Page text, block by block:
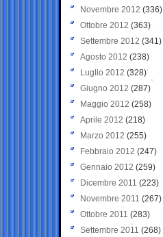
Novembre 2012 (336)
Ottobre 2012 (363)
Settembre 2012 (341)
Agosto 2012 (238)
Luglio 2012 (328)
Giugno 2012 (287)
Maggio 2012 (258)
Aprile 2012 (218)
Marzo 2012 (255)
Febbraio 2012 (247)
Gennaio 2012 (259)
Dicembre 2011 (223)
Novembre 2011 (267)
Ottobre 2011 (283)
Settembre 2011 (268)